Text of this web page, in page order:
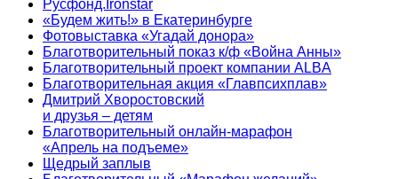
Русфонд.Ironstar
«Будем жить!» в Екатеринбурге
Фотовыставка «Угадай донора»
Благотворительный показ к/ф «Война Анны»
Благотворительный проект компании ALBA
Благотворительная акция «Главпсихплав»
Дмитрий Хворостовский
и друзья – детям
Благотворительный онлайн‑марафон
«Апрель на подъеме»
Щедрый заплыв